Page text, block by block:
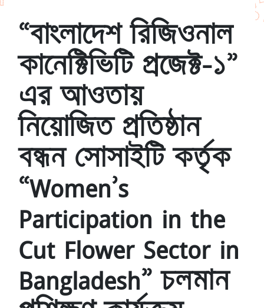
“বাংলাদেশ রিজিওনাল
কানেক্টিভিটি প্রজেক্ট-১”
এর আওতায়
নিয়োজিত প্রতিষ্ঠান
বন্ধন সোসাইটি কর্তৃক
“Women’s
Participation in the
Cut Flower Sector in
Bangladesh” চলমান